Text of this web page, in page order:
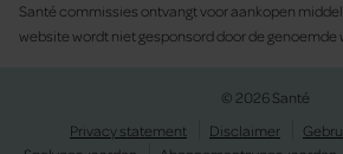
Santé commissies ontvangt voor aankopen
website wordt niet gesponsord door de genoemde
© 2026 Santé
Privacy statement
Disclaimer